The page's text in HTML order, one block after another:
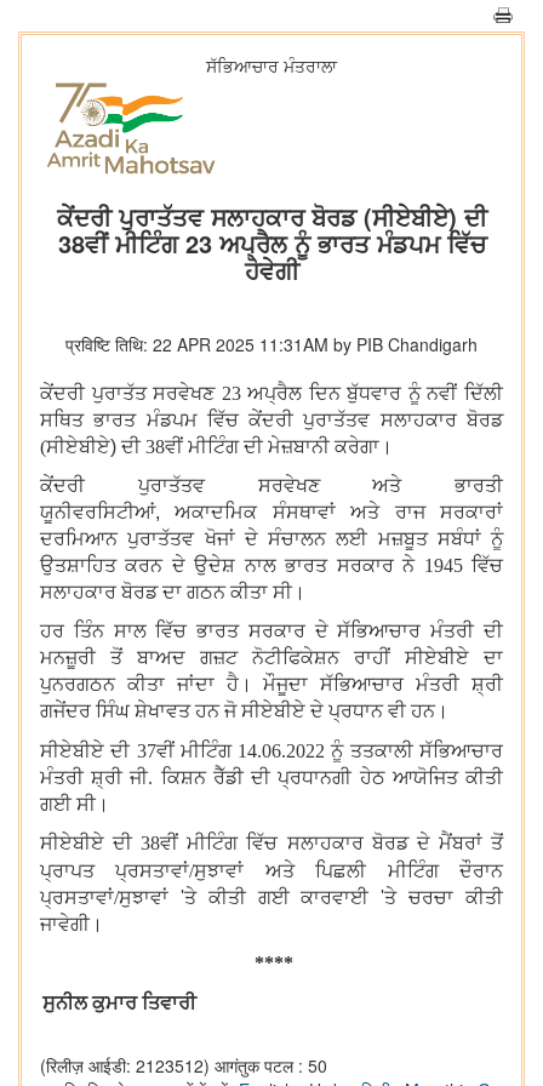
ਸੱਭਿਆਚਾਰ ਮੰਤਰਾਲਾ
ਕੇਂਦਰੀ ਪੁਰਾਤੱਤਵ ਸਲਾਹਕਾਰ ਬੋਰਡ (ਸੀਏਬੀਏ) ਦੀ
38ਵੀਂ ਮੀਟਿੰਗ 23 ਅਪ੍ਰੈਲ ਨੂੰ ਭਾਰਤ ਮੰਡਪਮ ਵਿੱਚ
ਹੋਵੇਗੀ
प्रविष्टि तिथि: 22 APR 2025 11:31AM by PIB Chandigarh
ਕੇਂਦਰੀ ਪੁਰਾਤੱਤ ਸਰਵੇਖਣ 23 ਅਪ੍ਰੈਲ ਦਿਨ ਬੁੱਧਵਾਰ ਨੂੰ ਨਵੀਂ ਦਿੱਲੀ
ਸਥਿਤ ਭਾਰਤ ਮੰਡਪਮ ਵਿੱਚ ਕੇਂਦਰੀ ਪੁਰਾਤੱਤਵ ਸਲਾਹਕਾਰ ਬੋਰਡ
(ਸੀਏਬੀਏ) ਦੀ 38ਵੀਂ ਮੀਟਿੰਗ ਦੀ ਮੇਜ਼ਬਾਨੀ ਕਰੇਗਾ।
ਕੇਂਦਰੀ ਪੁਰਾਤੱਤਵ ਸਰਵੇਖਣ ਅਤੇ ਭਾਰਤੀ
ਯੂਨੀਵਰਸਿਟੀਆਂ,ਅਕਾਦਮਿਕ ਸੰਸਥਾਵਾਂ ਅਤੇ ਰਾਜ ਸਰਕਾਰਾਂ
ਦਰਮਿਆਨ ਪੁਰਾਤੱਤਵ ਖੋਜਾਂ ਦੇ ਸੰਚਾਲਨ ਲਈ ਮਜ਼ਬੂਤ ਸਬੰਧਾਂ ਨੂੰ
ਉਤਸ਼ਾਹਿਤ ਕਰਨ ਦੇ ਉਦੇਸ਼ ਨਾਲ ਭਾਰਤ ਸਰਕਾਰ ਨੇ 1945 ਵਿੱਚ
ਸਲਾਹਕਾਰ ਬੋਰਡ ਦਾ ਗਠਨ ਕੀਤਾ ਸੀ।
ਹਰ ਤਿੰਨ ਸਾਲ ਵਿੱਚ ਭਾਰਤ ਸਰਕਾਰ ਦੇ ਸੱਭਿਆਚਾਰ ਮੰਤਰੀ ਦੀ
ਮਨਜ਼ੂਰੀ ਤੋਂ ਬਾਅਦ ਗਜ਼ਟ ਨੋਟੀਫਿਕੇਸ਼ਨ ਰਾਹੀਂ ਸੀਏਬੀਏ ਦਾ
ਪੁਨਰਗਠਨ ਕੀਤਾ ਜਾਂਦਾ ਹੈ। ਮੌਜੂਦਾ ਸੱਭਿਆਚਾਰ ਮੰਤਰੀ ਸ਼੍ਰੀ
ਗਜੇਂਦਰ ਸਿੰਘ ਸ਼ੇਖਾਵਤ ਹਨ ਜੋ ਸੀਏਬੀਏ ਦੇ ਪ੍ਰਧਾਨ ਵੀ ਹਨ।
ਸੀਏਬੀਏ ਦੀ 37ਵੀਂ ਮੀਟਿੰਗ 14.06.2022 ਨੂੰ ਤਤਕਾਲੀ ਸੱਭਿਆਚਾਰ
ਮੰਤਰੀ ਸ਼੍ਰੀ ਜੀ. ਕਿਸ਼ਨ ਰੈੱਡੀ ਦੀ ਪ੍ਰਧਾਨਗੀ ਹੇਠ ਆਯੋਜਿਤ ਕੀਤੀ
ਗਈ ਸੀ।
ਸੀਏਬੀਏ ਦੀ 38ਵੀਂ ਮੀਟਿੰਗ ਵਿੱਚ ਸਲਾਹਕਾਰ ਬੋਰਡ ਦੇ ਮੈਂਬਰਾਂ ਤੋਂ
ਪ੍ਰਾਪਤ ਪ੍ਰਸਤਾਵਾਂ/ਸੁਝਾਵਾਂ ਅਤੇ ਪਿਛਲੀ ਮੀਟਿੰਗ ਦੌਰਾਨ
ਪ੍ਰਸਤਾਵਾਂ/ਸੁਝਾਵਾਂ 'ਤੇ ਕੀਤੀ ਗਈ ਕਾਰਵਾਈ'ਤੇ ਚਰਚਾ ਕੀਤੀ
ਜਾਵੇਗੀ।
****
ਸੁਨੀਲ ਕੁਮਾਰ ਤਿਵਾਰੀ
(रिलीज़ आईडी: 2123512) आगंतुक पटल : 50